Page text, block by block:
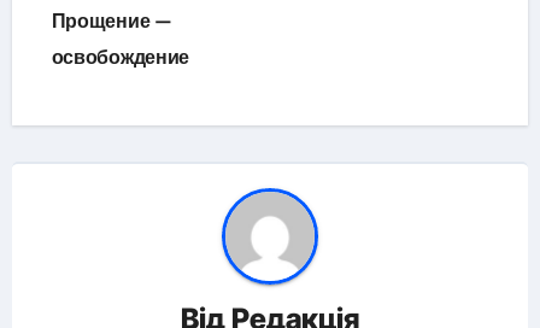
Прощение —
освобождение
Від Редакція